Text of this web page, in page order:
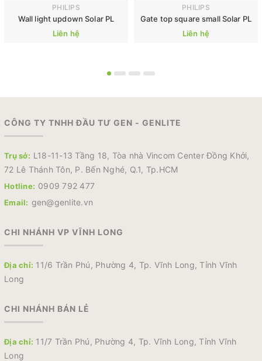
PHILIPS
Wall light updown Solar PL
Liên hệ
PHILIPS
Gate top square small Solar PL
Liên hệ
CÔNG TY TNHH ĐẦU TƯ GEN - GENLITE
Trụ sở: L18-11-13 Tầng 18, Tòa nhà Vincom Center Đồng Khởi,
72 Lê Thánh Tôn, P. Bến Nghé, Q.1, Tp.HCM
Hotline: 0909 792 477
Email: gen@genlite.vn
CHI NHÁNH VP VĨNH LONG
Địa chỉ: 11/6 Trần Phú, Phường 4, Tp. Vĩnh Long, Tỉnh Vĩnh
Long
CHI NHÁNH BÁN LẺ
Địa chỉ: 11/7 Trần Phú, Phường 4, Tp. Vĩnh Long, Tỉnh Vĩnh
Long